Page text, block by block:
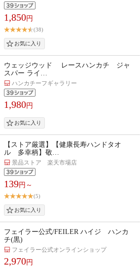
1,850円
(38)
ウェッジウッド レースハンカチ ジャ
スパー ライ…
ハンカチーフギャラリー
1,980円
【ストア厳選】【健康長寿ハンドタオ
ル 多幸柄】敬…
景品ストア 楽天市場店
139円～
(5)
フェイラー公式/FEILER ハイジ ハンカ
チ(黒)
フェイラー公式オンラインショップ
2,970円